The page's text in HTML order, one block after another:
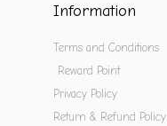
Information
Terms and Conditions
Reward Point
Privacy Policy
Return & Refund Policy